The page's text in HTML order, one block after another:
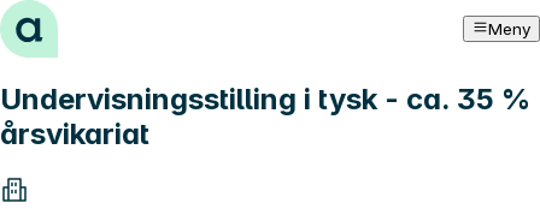
Hopp til innhold Meny
Undervisningsstilling i tysk - ca. 35 %
årsvikariat